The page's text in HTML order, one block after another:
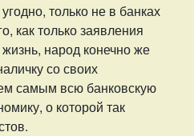
только не в банках
как только заявления
народ конечно же
со своих
самым всю банковскую
о которой так